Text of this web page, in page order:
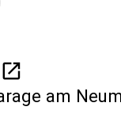
open_in_new
am